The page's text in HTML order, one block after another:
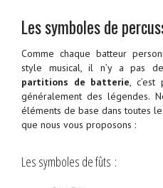
Les symboles de
Comme chaque batteur
style musical, il n’y a pas
partitions de batterie, c’est
généralement des légendes.
éléments de base dans toutes
que nous vous proposons :
Les symboles de fûts :